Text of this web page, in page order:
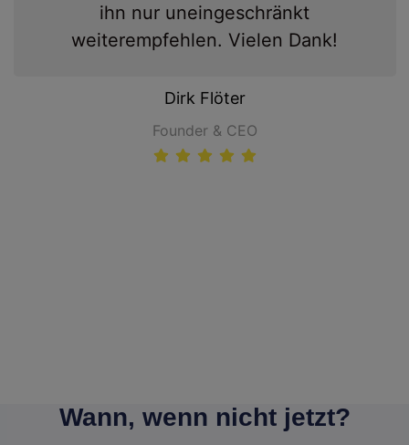
ihn nur uneingeschränkt
weiterempfehlen. Vielen Dank!
Dirk Flöter
Founder & CEO
Wann, wenn nicht jetzt?